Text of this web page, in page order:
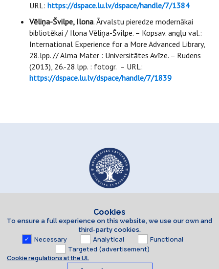
URL: https://dspace.lu.lv/dspace/handle/7/1384
Vēliņa-Švilpe, Ilona. Ārvalstu pieredze modernākai
bibliotēkai / Ilona Vēliņa-Švilpe. – Kopsav. angļu val.:
International Experience for a More Advanced Library,
28.lpp. // Alma Mater : Universitātes Avīze. – Rudens
(2013), 26.-28.lpp. : fotogr. – URL:
https://dspace.lu.lv/dspace/handle/7/1839
Cookies
To ensure a full experience on this website, we use our own and
third-party cookies.
Necessary Analytical
Functional
Targeted (advertisement)
Cookie regulations at the UL